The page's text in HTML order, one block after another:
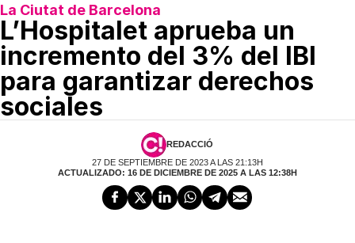
La Ciutat de Barcelona
L’Hospitalet aprueba un
incremento del 3% del IBI
para garantizar derechos
sociales
REDACCIÓ
27 DE SEPTIEMBRE DE 2023 A LAS 21:13H
ACTUALIZADO: 16 DE DICIEMBRE DE 2025 A LAS 12:38H